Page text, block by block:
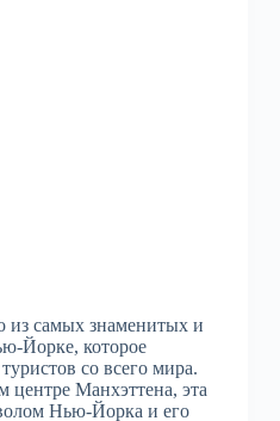
из самых знаменитых и
Йорке, которое
со всего мира.
центре Манхэттена, эта
Нью-Йорка и его